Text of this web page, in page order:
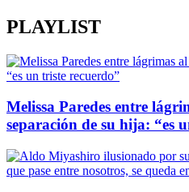
PLAYLIST
Melissa Paredes entre
separación de su hija: “es